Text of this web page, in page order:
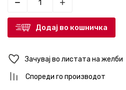
Додај во кошничка
Зачувај во листата на желби
Спореди го производот